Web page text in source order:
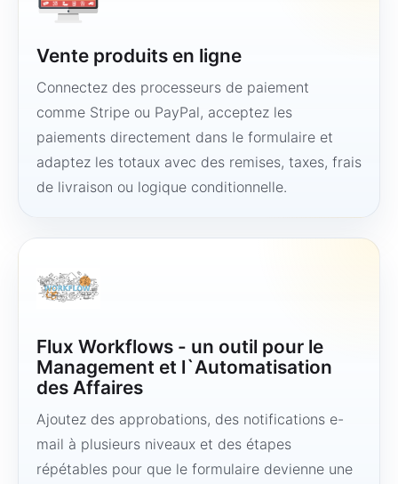
Vente produits en ligne
Connectez des processeurs de paiement
comme Stripe ou PayPal, acceptez les
paiements directement dans le formulaire et
adaptez les totaux avec des remises, taxes, frais
de livraison ou logique conditionnelle.
Flux Workflows - un outil pour le
Management et l`Automatisation
des Affaires
Ajoutez des approbations, des notifications e-
mail à plusieurs niveaux et des étapes
répétables pour que le formulaire devienne une